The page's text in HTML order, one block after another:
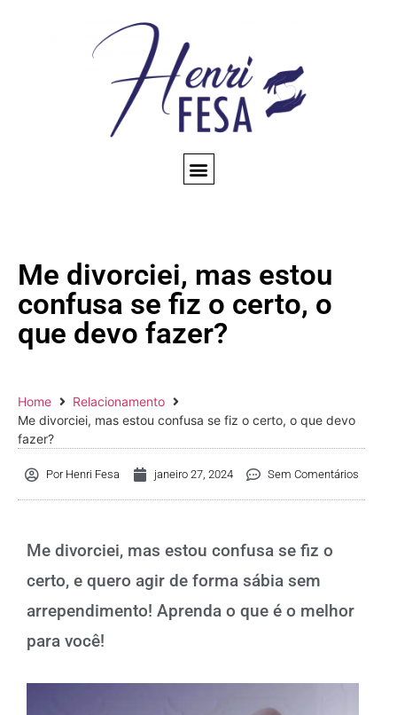
Me divorciei, mas estou
confusa se fiz o certo, o
que devo fazer?
Home
Relacionamento
Me divorciei, mas estou confusa se fiz o certo, o que devo
fazer?
PorHenri Fesa janeiro 27, 2024 Sem Comentários
Me divorciei, mas estou confusa se fiz o
certo, e quero agir de forma sábia sem
arrependimento! Aprenda o que é o melhor
para você!